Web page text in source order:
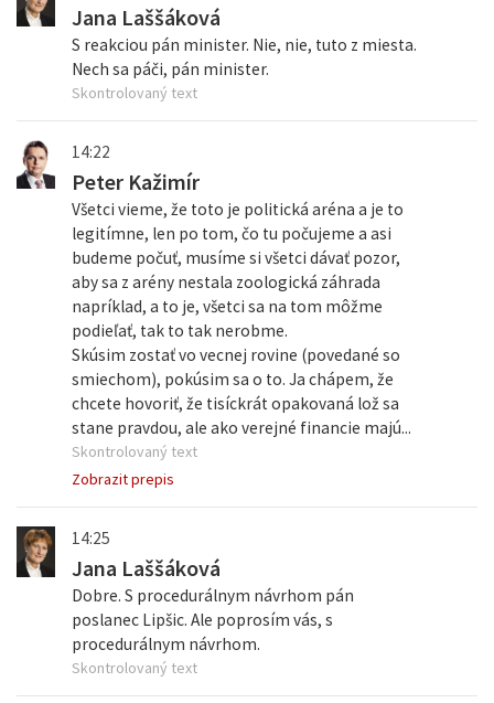
Jana Laššáková
S reakciou pán minister. Nie, nie, tuto z miesta.
Nech sa páči, pán minister.
Skontrolovaný text
14:22
Peter Kažimír
Všetci vieme, že toto je politická aréna a je to
legitímne, len po tom, čo tu počujeme a asi
budeme počuť, musíme si všetci dávať pozor,
aby sa z arény nestala zoologická záhrada
napríklad, a to je, všetci sa na tom môžme
podieľať, tak to tak nerobme.
Skúsim zostať vo vecnej rovine (povedané so
smiechom), pokúsim sa o to. Ja chápem, že
chcete hovoriť, že tisíckrát opakovaná lož sa
stane pravdou, ale ako verejné financie majú...
Skontrolovaný text
Zobrazit prepis
14:25
Jana Laššáková
Dobre. S procedurálnym návrhom pán
poslanec Lipšic. Ale poprosím vás, s
procedurálnym návrhom.
Skontrolovaný text